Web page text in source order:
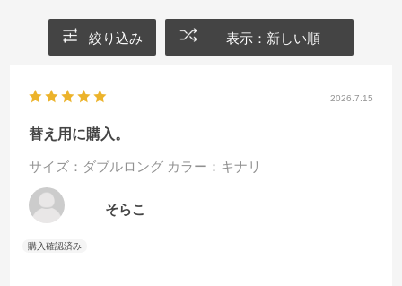
絞り込み 表示：新しい順
2026.7.15
替え用に購入。
サイズ：ダブルロング カラー：キナリ
そらこ